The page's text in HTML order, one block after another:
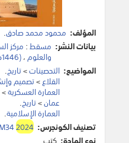
المؤلف: محمود محمد صادق.
بيانات النشر: مسقط: مركز
والعلوم،(1446هـ-2024م)
المواضيع: التحصينات>تاريخ.
القلاع>تصميم
العمارة العسكرية>
عمان>تاريخ.
العمارة الإسلامية.
تصنيف الكونجرس: 2024
نوع المادة: كتب